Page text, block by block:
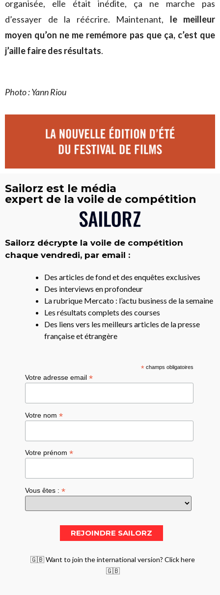
organisée, elle était inédite, ça ne marche pas
d’essayer de la réécrire. Maintenant, le meilleur
moyen qu’on ne me remémore pas que ça, c’est que
j’aille faire des résultats.
Photo : Yann Riou
Sailorz est le média
expert de la voile de compétition
Sailorz décrypte la voile de compétition
chaque vendredi, par email :
Des articles de fond et des enquêtes exclusives
Des interviews en profondeur
La rubrique Mercato : l’actu business de la semaine
Les résultats complets des courses
Des liens vers les meilleurs articles de la presse
française et étrangère
*champs obligatoires
Votre adresse email*
Votre nom*
Votre prénom*
Vous êtes :*
🇬🇧 Want to join the international version? Click here
🇬🇧